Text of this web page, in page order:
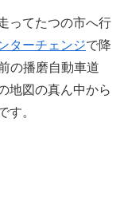
ってたつの市へ行
ターチェンジで降
の播磨自動車道
地図の真ん中から
す。